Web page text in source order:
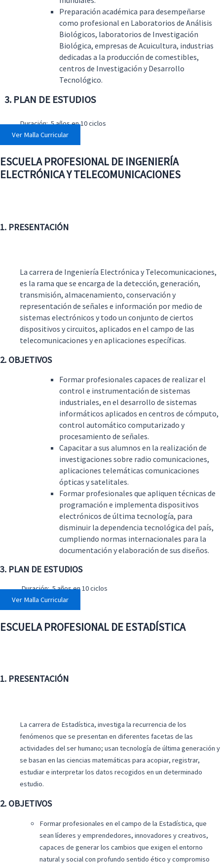
Preparación académica para desempeñarse
como profesional en Laboratorios de Análisis
Biológicos, laboratorios de Investigación
Biológica, empresas de Acuicultura, industrias
dedicadas a la producción de comestibles,
centros de Investigación y Desarrollo
Tecnológico.
3. PLAN DE ESTUDIOS
Duración: 5 años en 10 ciclos
Ver Malla Curricular
ESCUELA PROFESIONAL DE INGENIERÍA
ELECTRÓNICA Y TELECOMUNICACIONES
1. PRESENTACIÓN
La carrera de Ingeniería Electrónica y Telecomunicaciones,
es la rama que se encarga de la detección, generación,
transmisión, almacenamiento, conservación y
representación de señales e información por medio de
sistemas electrónicos y todo un conjunto de ciertos
dispositivos y circuitos, aplicados en el campo de las
telecomunicaciones y en aplicaciones específicas.
2. OBJETIVOS
Formar profesionales capaces de realizar el
control e instrumentación de sistemas
industriales, en el desarrollo de sistemas
informáticos aplicados en centros de cómputo,
control automático computarizado y
procesamiento de señales.
Capacitar a sus alumnos en la realización de
investigaciones sobre radio comunicaciones,
aplicaciones telemáticas comunicaciones
ópticas y satelitales.
Formar profesionales que apliquen técnicas de
programación e implementa dispositivos
electrónicos de última tecnología, para
disminuir la dependencia tecnológica del país,
cumpliendo normas internacionales para la
documentación y elaboración de sus diseños.
3. PLAN DE ESTUDIOS
Duración: 5 años en 10 ciclos
Ver Malla Curricular
ESCUELA PROFESIONAL DE ESTADÍSTICA
1. PRESENTACIÓN
La carrera de Estadística, investiga la recurrencia de los
fenómenos que se presentan en diferentes facetas de las
actividades del ser humano; usan tecnología de última generación y
se basan en las ciencias matemáticas para acopiar, registrar,
estudiar e interpretar los datos recogidos en un determinado
estudio.
2. OBJETIVOS
Formar profesionales en el campo de la Estadística, que
sean líderes y emprendedores, innovadores y creativos,
capaces de generar los cambios que exigen el entorno
natural y social con profundo sentido ético y compromiso